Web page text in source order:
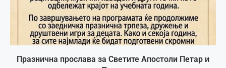
Празнична прослава за Светите Апостоли Петар и